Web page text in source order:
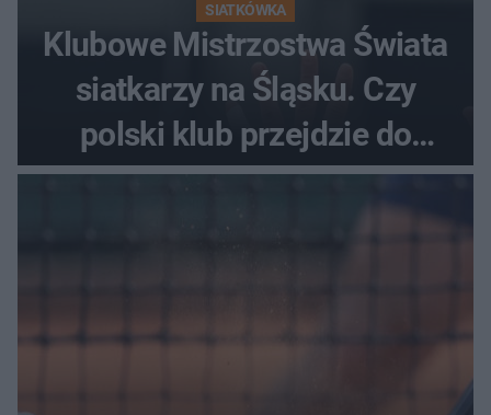
SIATKÓWKA
Klubowe Mistrzostwa Świata
siatkarzy na Śląsku. Czy
polski klub przejdzie do
historii